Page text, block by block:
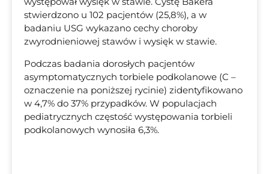
stwierdzono u 102 pacjentów (25,8%), a w
badaniu USG wykazano cechy choroby
zwyrodnieniowej stawów i wysięk w stawie.
Podczas badania dorosłych pacjentów
asymptomatycznych torbiele podkolanowe (C –
oznaczenie na poniższej rycinie) zidentyfikowano
w 4,7% do 37% przypadków. W populacjach
pediatrycznych częstość występowania torbieli
podkolanowych wynosiła 6,3%.